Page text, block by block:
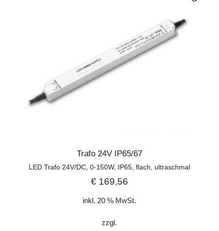
Trafo 24V IP65/67
LED Trafo 24V/DC, 0-150W, IP65, flach, ultraschmal
€169,56
inkl. 20 % MwSt.
zzgl.